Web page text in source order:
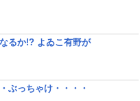
るか!? よゐこ有野が
ぶっちゃけ・・・・